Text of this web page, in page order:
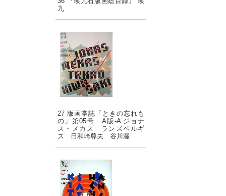
九
27 版画掌誌「ときの忘れも
の」第05号 A版-A ジョナ
ス・メカス ランズベルギ
ス 日和崎尊夫 谷川渥